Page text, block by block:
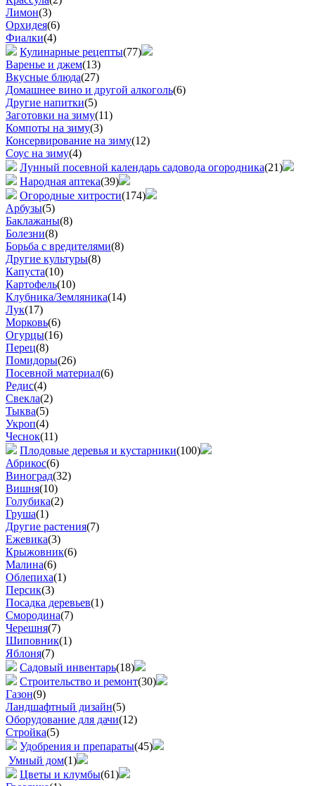
Лимон(3)
Орхидея(6)
Фиалки(4)
Кулинарные рецепты(77)
Варенье и джем(13)
Вкусные блюда(27)
Домашнее вино и другой алкоголь(6)
Другие напитки(5)
Заготовки на зиму(11)
Компоты на зиму(3)
Консервирование на зиму(12)
Соус на зиму(4)
Лунный посевной календарь садовода огородника(21)
Народная аптека(39)
Огородные хитрости(174)
Арбузы(5)
Баклажаны(8)
Болезни(8)
Борьба с вредителями(8)
Другие культуры(8)
Капуста(10)
Картофель(10)
Клубника/Земляника(14)
Лук(17)
Морковь(6)
Огурцы(16)
Перец(8)
Помидоры(26)
Посевной материал(6)
Редис(4)
Свекла(2)
Тыква(5)
Укроп(4)
Чеснок(11)
Плодовые деревья и кустарники(100)
Абрикос(6)
Виноград(32)
Вишня(10)
Голубика(2)
Груша(1)
Другие растения(7)
Ежевика(3)
Крыжовник(6)
Малина(6)
Облепиха(1)
Персик(3)
Посадка деревьев(1)
Смородина(7)
Черешня(7)
Шиповник(1)
Яблоня(7)
Садовый инвентарь(18)
Строительство и ремонт(30)
Газон(9)
Ландшафтный дизайн(5)
Оборудование для дачи(12)
Стройка(5)
Удобрения и препараты(45)
Умный дом(1)
Цветы и клумбы(61)